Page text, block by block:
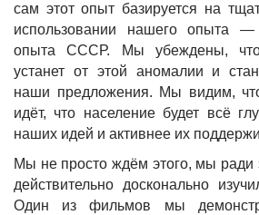
сам этот опыт базируется на
использовании нашего опыта —
опыта СССР. Мы убеждены,
устанет от этой аномалии и
наши предложения. Мы видим,
идёт, что население будет всё
наших идей и активнее их
Мы не просто ждём этого, мы ради
действительно досконально
Один из фильмов мы